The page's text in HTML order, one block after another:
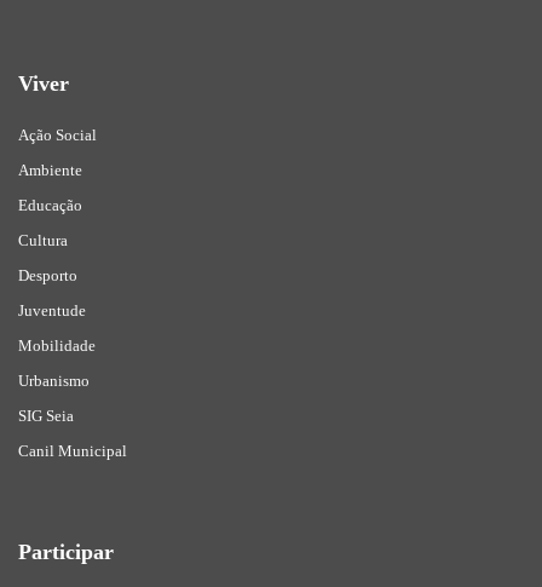
Viver
Ação Social
Ambiente
Educação
Cultura
Desporto
Juventude
Mobilidade
Urbanismo
SIG Seia
Canil Municipal
Participar